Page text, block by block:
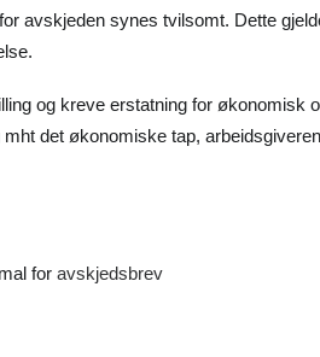
avskjeden synes tvilsomt. Dette
og kreve erstatning for økonomisk
det økonomiske tap,
for avskjedsbrev